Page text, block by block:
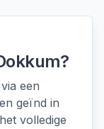
?
een
geïnd in
volledige